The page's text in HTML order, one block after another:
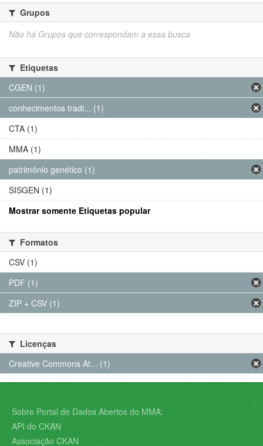
Grupos
Não há Grupos que correspondam a essa busca
Etiquetas
CGEN (1)
conhecimentos tradi... (1)
CTA (1)
MMA (1)
patrimônio genético (1)
SISGEN (1)
Mostrar somente Etiquetas popular
Formatos
CSV (1)
PDF (1)
ZIP + CSV (1)
Licenças
Creative Commons At... (1)
Sobre Portal de Dados Abertos do MMA:
API do CKAN
Associação CKAN